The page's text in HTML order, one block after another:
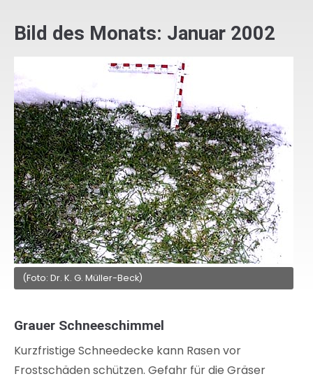
Bild des Monats: Januar 2002
(Foto: Dr. K. G. Müller-Beck)
Grauer Schneeschimmel
Kurzfristige Schneedecke kann Rasen vor
Frostschäden schützen. Gefahr für die Gräser